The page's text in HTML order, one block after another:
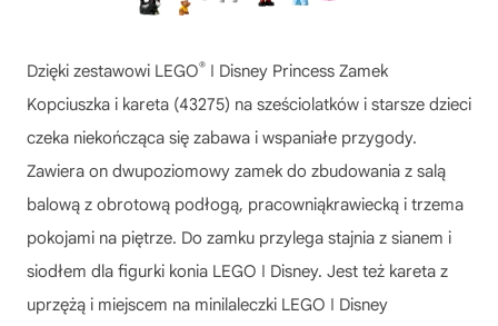
Dzięki zestawowi LEGO® ǀ Disney Princess Zamek
Kopciuszka i kareta (43275) na sześciolatków i starsze dzieci
czeka niekończąca się zabawa i wspaniałe przygody.
Zawiera on dwupoziomowy zamek do zbudowania z salą
balową z obrotową podłogą, pracowniąkrawiecką i trzema
pokojami na piętrze. Do zamku przylega stajnia z sianem i
siodłem dla figurki konia LEGO ǀ Disney. Jest też kareta z
uprzężą i miejscem na minilaleczki LEGO ǀ Disney